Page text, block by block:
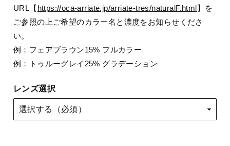
URL【 https://oca-arriate.jp/arriate-tres/naturalF.html】を
ご参照の上ご希望のカラー名と濃度をお知らせくださ
い。
例：フェアブラウン15% フルカラー
例：トゥルーグレイ25% グラデーション
レンズ選択